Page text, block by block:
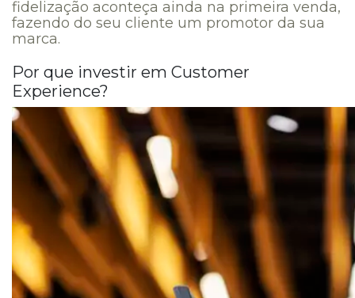
fidelização aconteça ainda na primeira venda,
fazendo do seu cliente um promotor da sua
marca.
Por que investir em Customer
Experience?